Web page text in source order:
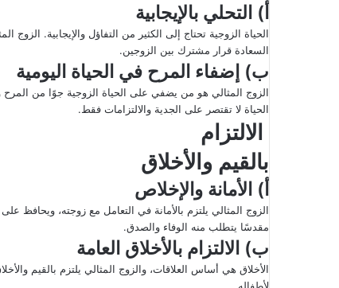
أ) التحلي بالإيجابية
الحياة الزوجية تحتاج إلى الكثير من التفاؤل والإيجابية.
السعادة قرار مشترك بين الزوجين.
ب) إضفاء المرح في الحياة اليومية
الزوج المثالي هو من يضفي على الحياة الزوجية جوًا من
الحياة لا تقتصر على الجدية والالتزامات فقط.
الالتزام
بالقيم والأخلاق
أ) الأمانة والإخلاص
الزوج المثالي يلتزم بالأمانة في التعامل مع زوجته، ويحافظ
مقدسًا يتطلب منه الوفاء والصدق.
ب) الالتزام بالأخلاق العامة
الأخلاق هي أساس العلاقات، والزوج المثالي يلتزم بالقيم